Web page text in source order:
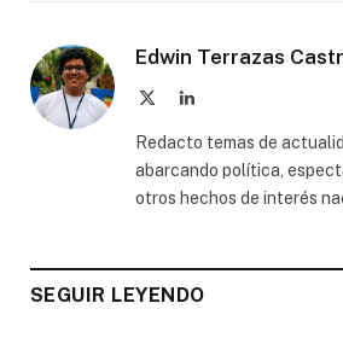
Edwin Terrazas
LinkedIn
Redacto temas de
abarcando política,
otros hechos de interés
SEGUIR LEYENDO